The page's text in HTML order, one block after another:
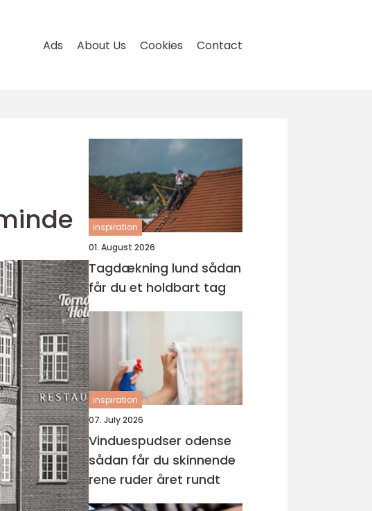
Ads About Us Cookies Contact
inspiration
01. August 2026
Tagdækning lund sådan
får du et holdbart tag
inspiration
07. July 2026
Vinduespudser odense
sådan får du skinnende
rene ruder året rundt